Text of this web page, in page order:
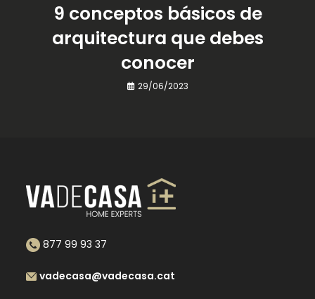
9 conceptos básicos de
arquitectura que debes
conocer
29/06/2023
877 99 93 37
vadecasa@vadecasa.cat